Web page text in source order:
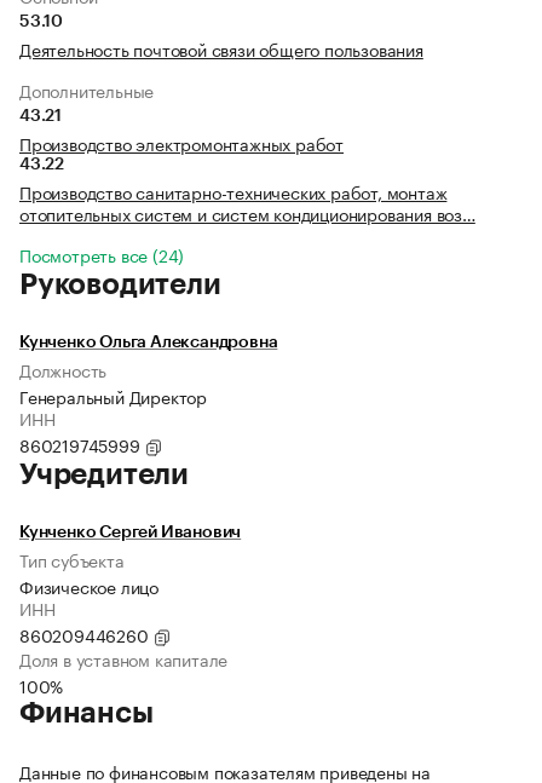
53.10
Деятельность почтовой связи общего пользования
Дополнительные
43.21
Производство электромонтажных работ
43.22
Производство санитарно-технических работ, монтаж
отопительных систем и систем кондиционирования воз…
Посмотреть все (24)
Руководители
Кунченко Ольга Александровна
Должность
Генеральный Директор
ИНН
860219745999
Учредители
Кунченко Сергей Иванович
Тип субъекта
Физическое лицо
ИНН
860209446260
Доля в уставном капитале
100%
Финансы
Данные по финансовым показателям приведены на